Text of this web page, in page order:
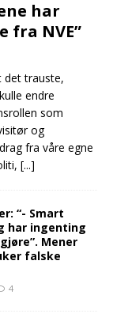
har
fra NVE”
det trauste,
endre
som
og
fra våre egne
[...]
“- Smart
har ingenting
Mener
falske
4